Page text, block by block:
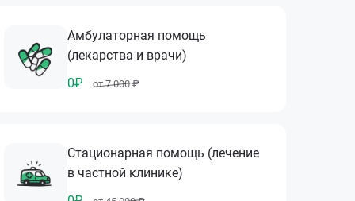
Амбулаторная помощь
(лекарства и врачи)
0₽
от 7 000 ₽
Стационарная помощь (лечение
в частной клинике)